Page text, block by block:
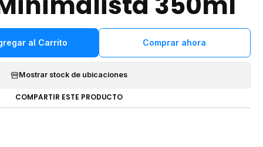
al Carrito Comprar ahora
Mostrar stock de ubicaciones
COMPARTIR ESTE PRODUCTO